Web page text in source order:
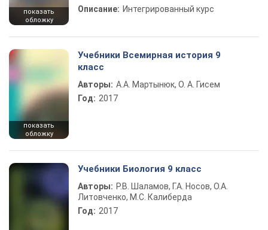
показать
обложку
Описание: Интегрированный курс
показать
обложку
Учебники Всемирная история 9
класс
Авторы: А.А. Мартынюк, О. А. Гисем
Год: 2017
Учебники Биология 9 класс
Авторы: Р.В. Шаламов, Г.А. Носов, О.А.
Литовченко, М.С. Калиберда
Год: 2017